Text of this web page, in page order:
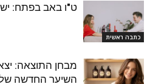
כתבה ראשית
ט"ו באב בפתח:
מבחן התוצאה:
השיער החדשה של